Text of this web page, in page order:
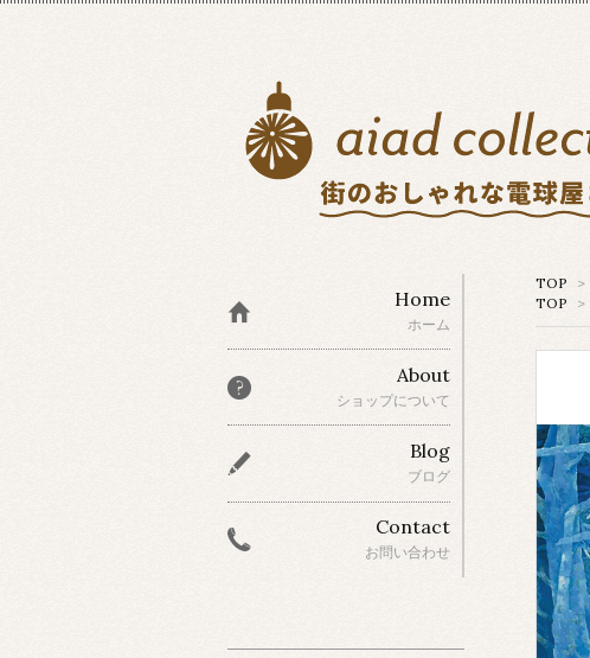
TOP >
TOP
>
Home
ホーム
About
ショップについて
Blog
ブログ
Contact
お問い合わせ